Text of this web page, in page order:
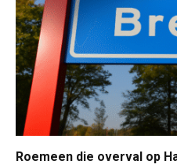
Roemeen die overval op